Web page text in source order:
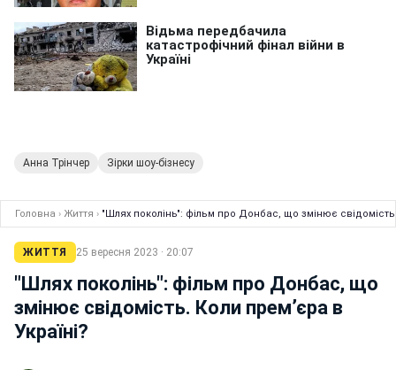
Анна Трінчер Зірки шоу-бізнесу
Головна › Життя › "Шлях поколінь": фільм про Донбас, що змінює
ЖИТТЯ 25 вересня 2023 · 20:07
"Шлях поколінь": фільм про Донбас, що
змінює свідомість. Коли прем’єра в
Україні?